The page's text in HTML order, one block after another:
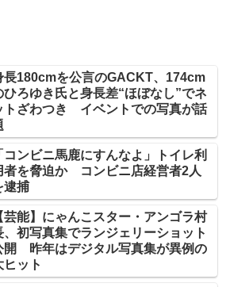
長180cmを公言のGACKT、174cm
ひろゆき氏と身長差“ほぼなし”でネ
トざわつき イベントでの写真が話
コンビニ馬鹿にすんなよ」トイレ利
者を脅迫か コンビニ店経営者2人
逮捕
芸能】にゃんこスター・アンゴラ村
、初写真集でランジェリーショット
開 昨年はデジタル写真集が異例の
ヒット